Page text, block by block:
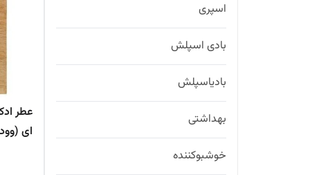
اسپری
بادی اسپلش
بادیاسپلش
بهداشتی
خوشبوکننده
عطر